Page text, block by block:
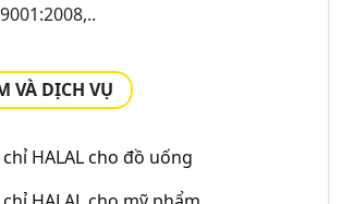
VÀ DỊCH VỤ
HALAL cho đồ uống